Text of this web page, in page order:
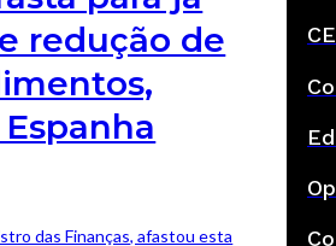
redução de
das Finanças, afastou esta